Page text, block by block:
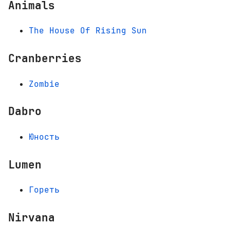
Animals
The House Of Rising Sun
Cranberries
Zombie
Dabro
Юность
Lumen
Гореть
Nirvana